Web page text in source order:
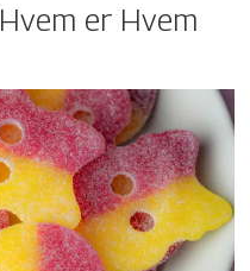
Hvem er Hvem